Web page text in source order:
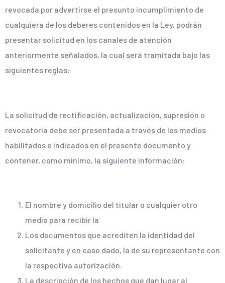
revocada por advertirse el presunto incumplimiento de
cualquiera de los deberes contenidos en la Ley, podrán
presentar solicitud en los canales de atención
anteriormente señalados, la cual será tramitada bajo las
siguientes reglas:
La solicitud de rectificación, actualización, supresión o
revocatoria debe ser presentada a través de los medios
habilitados e indicados en el presente documento y
contener, como mínimo, la siguiente información:
El nombre y domicilio del titular o cualquier otro
medio para recibir la
Los documentos que acrediten la identidad del
solicitante y en caso dado, la de su representante con
la respectiva autorización.
La descripción de los hechos que dan lugar al